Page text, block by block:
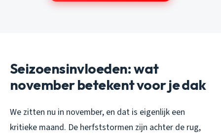
Seizoensinvloeden: wat
november betekent voor je dak
We zitten nu in november, en dat is eigenlijk een
kritieke maand. De herfststormen zijn achter de rug,